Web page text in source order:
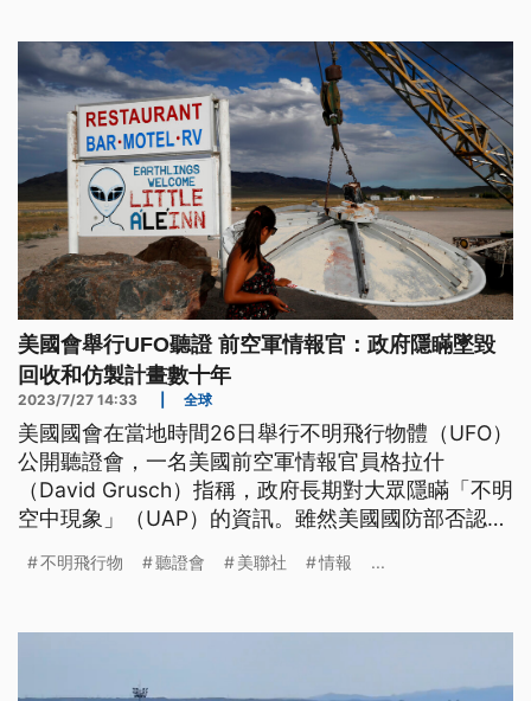
美國會舉行UFO聽證 前空軍情報官：政府隱瞞墜毀
回收和仿製計畫數十年
2023/7/27 14:33 全球
美國國會在當地時間26日舉行不明飛行物體（UFO）
公開聽證會，一名美國前空軍情報官員格拉什
（David Grusch）指稱，政府長期對大眾隱瞞「不明
空中現象」（UAP）的資訊。雖然美國國防部否認了
府應讓不明空中現象的研究報告，更加透明公開。
不明飛行物 聽證會 美聯社 情報 ...